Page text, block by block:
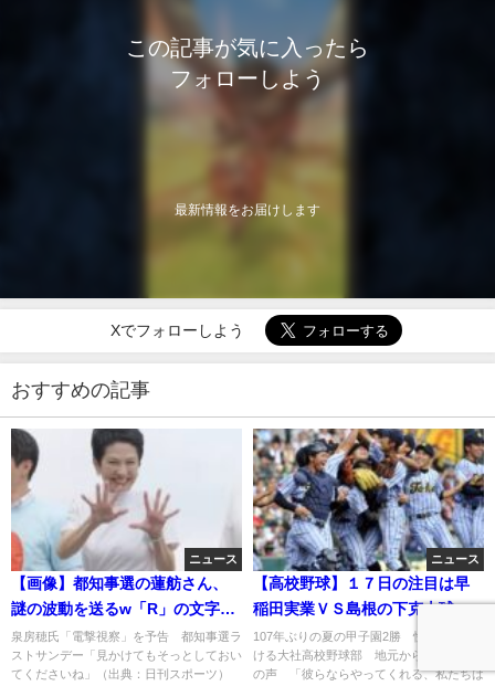
この記事が気に入ったら
フォローしよう
最新情報をお届けします
Xでフォローしよう
おすすめの記事
ニュース
【画像】都知事選の蓮舫さん、
謎の波動を送るw「R」の文字の
意味は？
泉房穂氏「電撃視察」を予告 都知事選ラ
ストサンデー「見かけてもそっとしておい
てくださいね」（出典：日刊スポーツ）
ニュース
【高校野球】１７日の注目は早
稲田実業ＶＳ島根の下克上球
児！大社高校に注目！智弁は楽
勝
107年ぶりの夏の甲子園2勝 快進撃を続
ける大社高校野球部 地元から喜びや応援
の声 「彼らならやってくれる、私たちは